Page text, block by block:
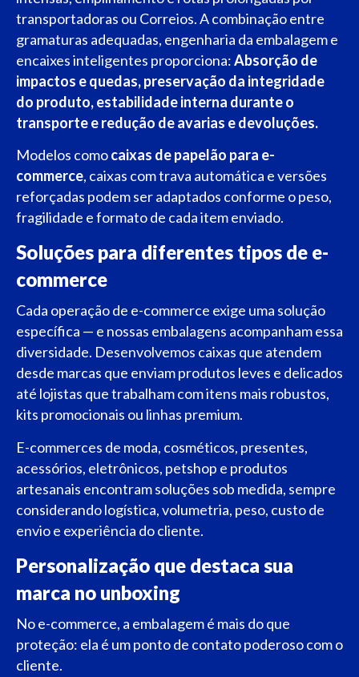
transportadoras ou Correios. A combinação entre
gramaturas adequadas, engenharia da embalagem e
encaixes inteligentes proporciona:Absorção de
impactos e quedas, preservação da integridade
do produto, estabilidade interna durante o
transporte e redução de avarias e devoluções.
Modelos comocaixas de papelão para e-
commerce, caixas com trava automática e versões
reforçadas podem ser adaptados conforme o peso,
fragilidade e formato de cada item enviado.
Soluções para diferentes tipos de e-
commerce
Cada operação de e-commerce exige uma solução
específica — e nossas embalagens acompanham essa
diversidade. Desenvolvemos caixas que atendem
desde marcas que enviam produtos leves e delicados
até lojistas que trabalham com itens mais robustos,
kits promocionais ou linhas premium.
E-commerces de moda, cosméticos, presentes,
acessórios, eletrônicos, petshop e produtos
artesanais encontram soluções sob medida, sempre
considerando logística, volumetria, peso, custo de
envio e experiência do cliente.
Personalização que destaca sua
marca no unboxing
No e-commerce, a embalagem é mais do que
proteção: ela é um ponto de contato poderoso com o
cliente.